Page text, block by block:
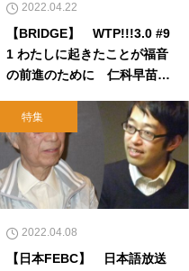
2022.04.22
【BRIDGE】 WTP!!!3.0 #9
1 わたしに起きたことが福音
の前進のために 仁科早苗
特集
2022.04.08
【日本FEBC】 日本語放送